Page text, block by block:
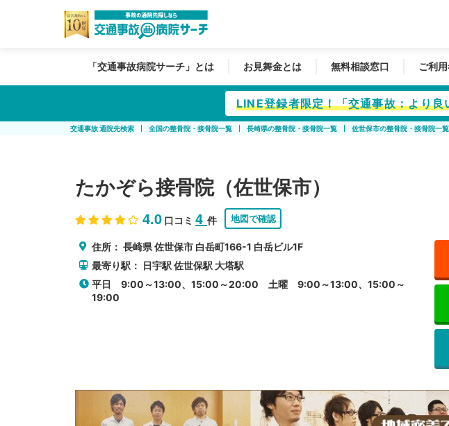
「交通事故病院サーチ」とは お見舞金とは 無料相談窓口 ご利
LINE登録者限定！「交通事故：より
交通事故 通院先検索 全国の整骨院・接骨院一覧 長崎県の整骨院・接骨院一覧 佐世保市の整骨院・接骨院一覧
たかぞら接骨院（佐世保市）
4.0 口コミ 4 件 地図で確認
住所： 長崎県佐世保市 白岳町166-1 白岳ビル1F
最寄り駅： 日宇駅 佐世保駅 大塔駅
平日 9:00～13:00、15:00～20:00 土曜 9:00～13:00、15:00～
19:00